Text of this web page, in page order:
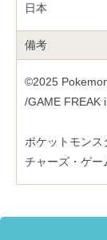
日本
備考
©2025
/GAME FREAK
ポケットモン
チャーズ・ゲー